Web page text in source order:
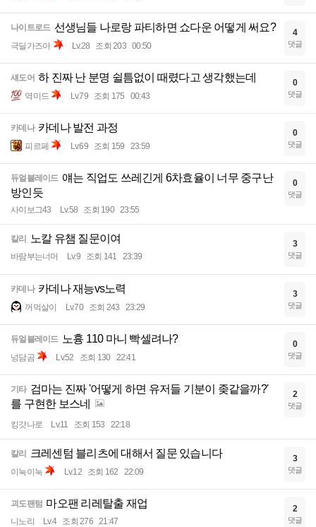
나이트로드 선생님들 나로랑 파티하면 쇼다운 어떻게 써요?
극딜가즈아 Lv.28 조회 203 00:50
4
댓글
섀도어 하 진짜 난 분명 쉴틈없이 때렸다고 생각했는데
역미드 Lv.79 조회 175 00:43
0
댓글
카데나 카데나 발전 과정
피르페 Lv.69 조회 159 23:59
0
댓글
듀얼블레이드 얘는 직업도 쓰레긴게 6차효율이 너무 중구난
방인듯
사이보그43 Lv.58 조회 190 23:55
0
댓글
칼리 노칼 유챔 질문이여
바람부는너머 Lv.9 조회 141 23:39
3
댓글
카데나 카데나 재능vs노력
꺼먹살이 Lv.70 조회 243 23:29
3
댓글
듀얼블레이드 노흉 110 마니 빡셀려나?
넝담곰 Lv.52 조회 130 22:41
0
댓글
기타 검마는 진짜 '어떻게 하면 유저들 기분이 좆같을까?'
를 구현한 보스네
킹갓나로 Lv.11 조회 153 22:18
2
댓글
칼리 크레센텀 블리츠에 대해서 질문 있습니다
이눅이눅 Lv.12 조회 162 22:09
3
댓글
괴도팬텀 마오팬 리레탈출 재업
니노리 Lv.4 조회 276 21:47
2
댓글